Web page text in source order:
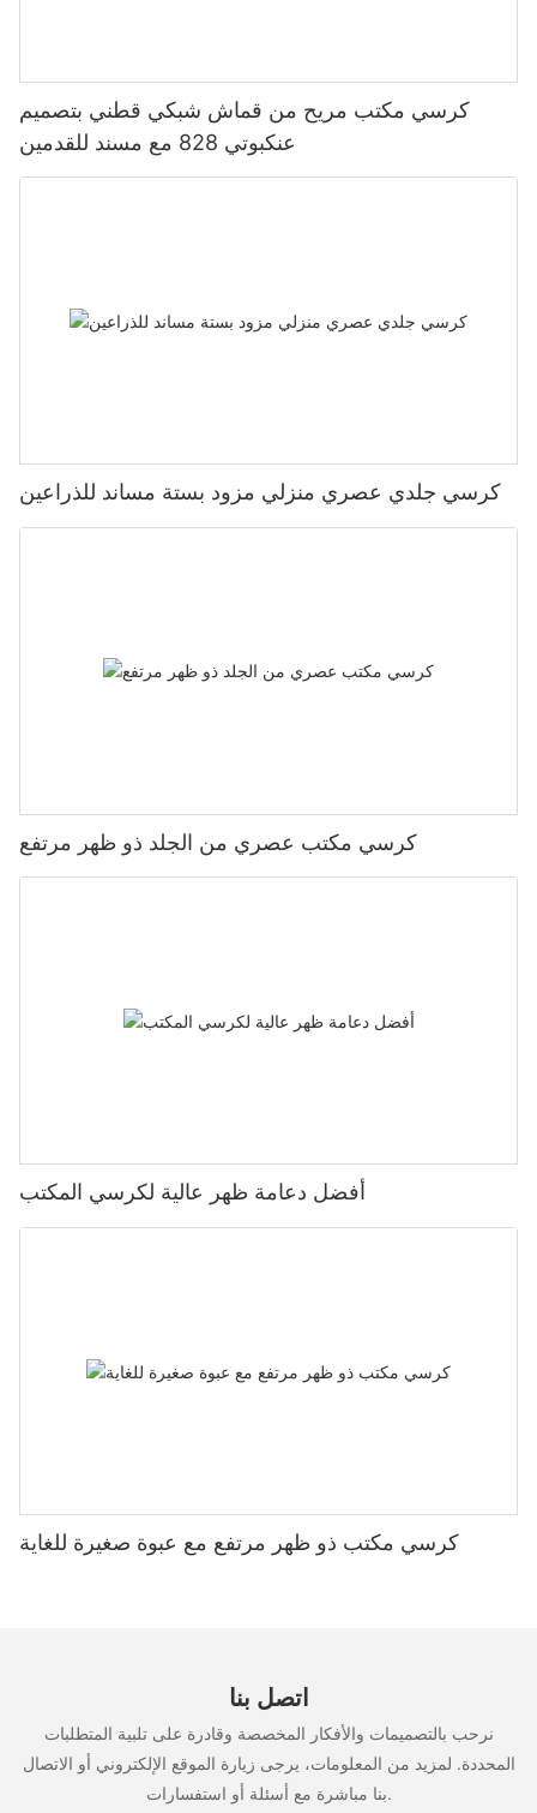
كرسي مكتب مريح من قماش شبكي قطني بتصميم
عنكبوتي 828 مع مسند للقدمين
كرسي جلدي عصري منزلي مزود بستة مساند للذراعين
كرسي مكتب عصري من الجلد ذو ظهر مرتفع
أفضل دعامة ظهر عالية لكرسي المكتب
كرسي مكتب ذو ظهر مرتفع مع عبوة صغيرة للغاية
اتصل بنا
نرحب بالتصميمات والأفكار المخصصة وقادرة على تلبية المتطلبات
المحددة. لمزيد من المعلومات، يرجى زيارة الموقع الإلكتروني أو الاتصال
بنا مباشرة مع أسئلة أو استفسارات.